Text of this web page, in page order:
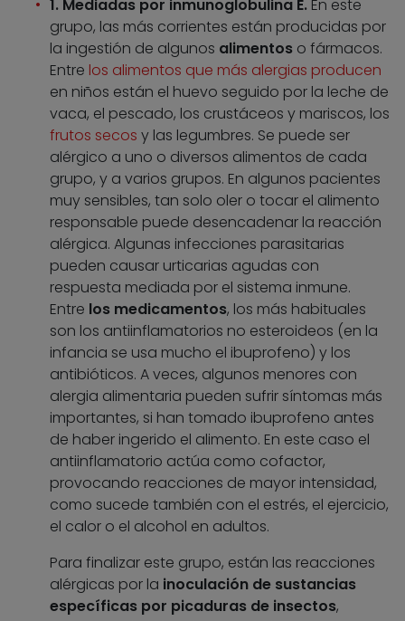
1. Mediadas por inmunoglobulina E. En este
grupo, las más corrientes están producidas por
la ingestión de algunos alimentos o fármacos.
Entre los alimentos que más alergias producen
en niños están el huevo seguido por la leche de
vaca, el pescado, los crustáceos y mariscos, los
frutos secos y las legumbres. Se puede ser
alérgico a uno o diversos alimentos de cada
grupo, y a varios grupos. En algunos pacientes
muy sensibles, tan solo oler o tocar el alimento
responsable puede desencadenar la reacción
alérgica. Algunas infecciones parasitarias
pueden causar urticarias agudas con
respuesta mediada por el sistema inmune.
Entre los medicamentos, los más habituales
son los antiinflamatorios no esteroideos (en la
infancia se usa mucho el ibuprofeno) y los
antibióticos. A veces, algunos menores con
alergia alimentaria pueden sufrir síntomas más
importantes, si han tomado ibuprofeno antes
de haber ingerido el alimento. En este caso el
antiinflamatorio actúa como cofactor,
provocando reacciones de mayor intensidad,
como sucede también con el estrés, el ejercicio,
el calor o el alcohol en adultos.
Para finalizar este grupo, están las reacciones
alérgicas por la inoculación de sustancias
específicas por picaduras de insectos,